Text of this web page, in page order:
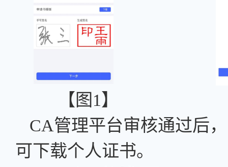
【图 1】
CA管理平台审核通过后
可下载个人证书。